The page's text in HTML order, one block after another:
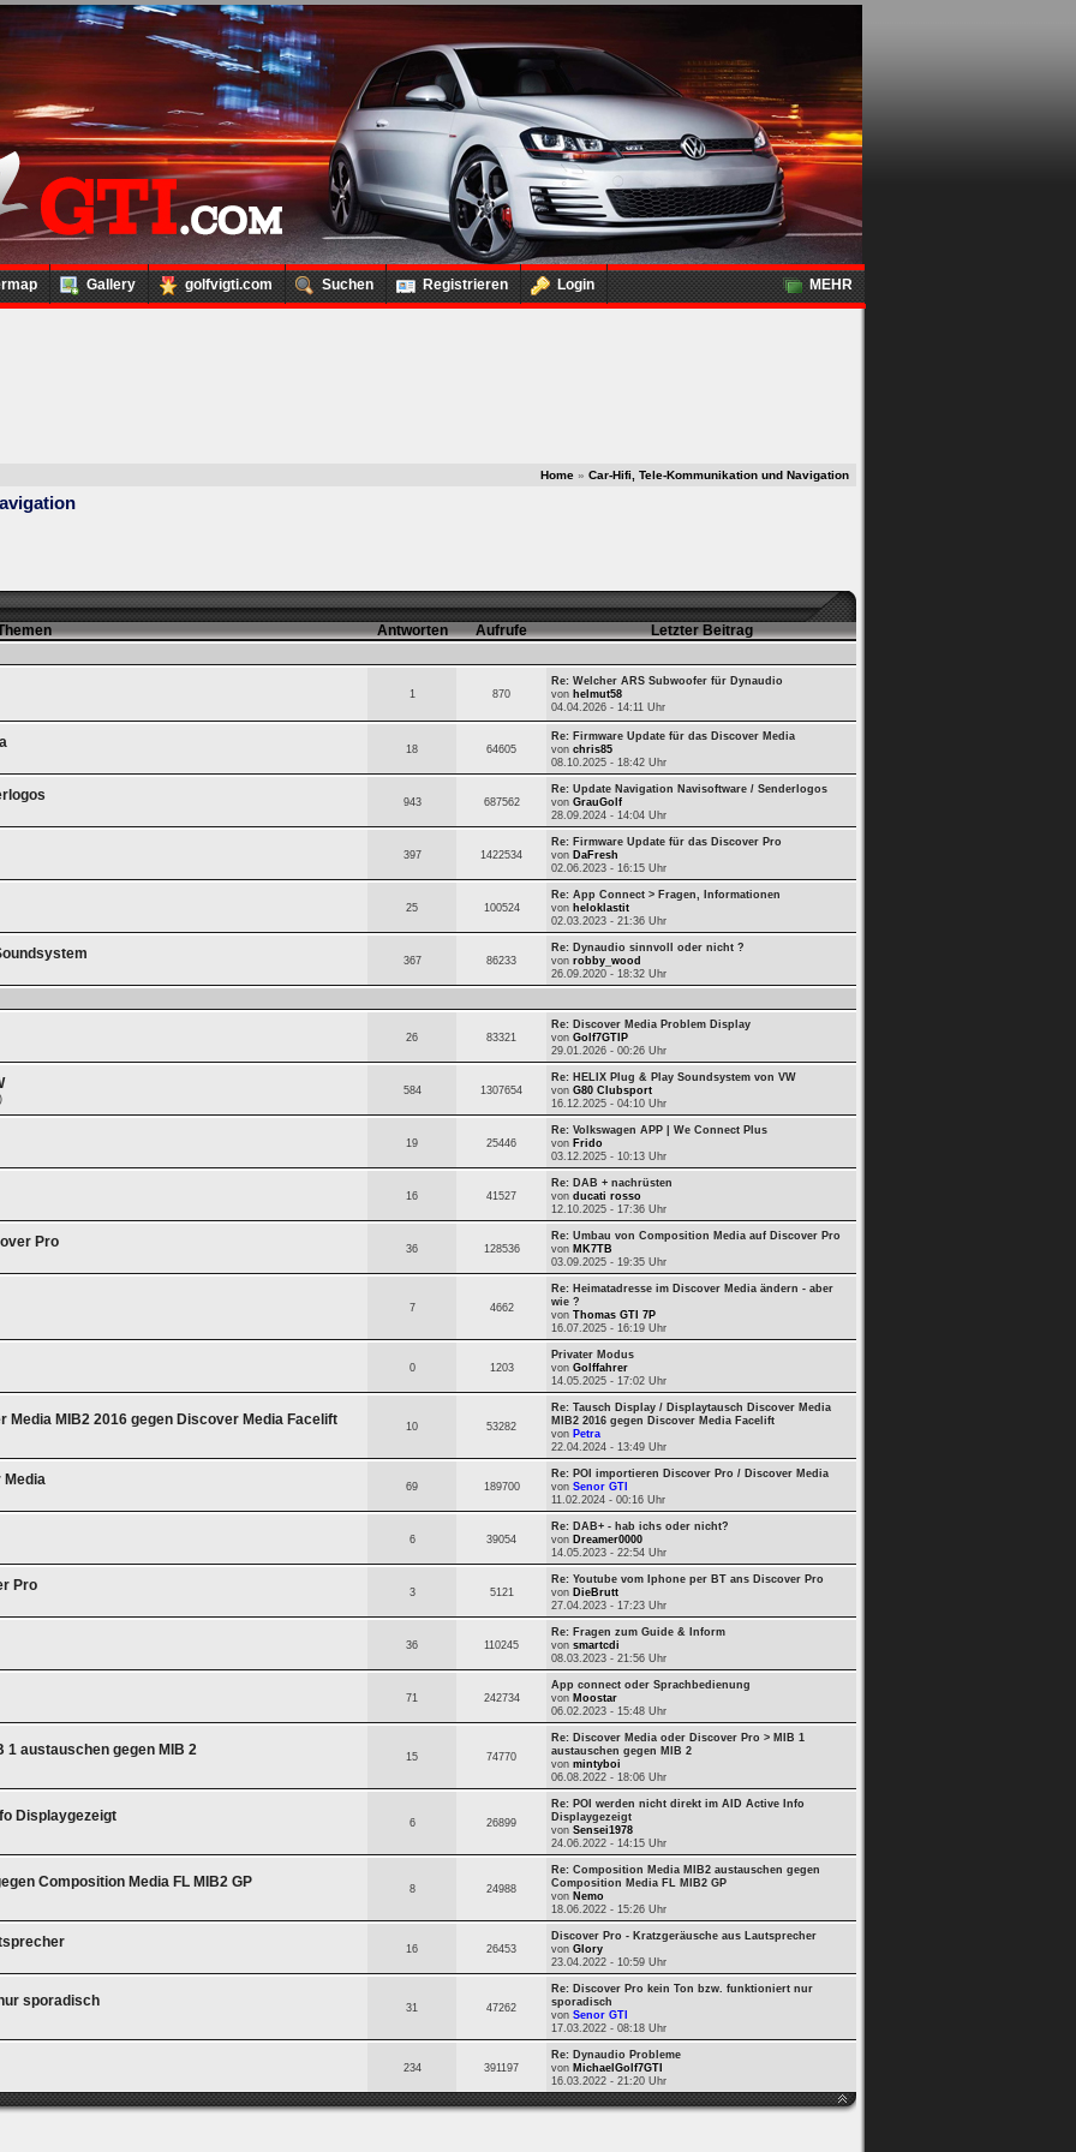
Gallery golfvigti.com Suchen Registrieren Login MEHR
Home » Car-Hifi, Tele-Kommunikation und Navigation
Antworten Aufrufe Letzter Beitrag
1 870
Re: Welcher ARS Subwoofer für Dynaudio
von helmut58
04.04.2026 - 14:11 Uhr
18 64605
Re: Firmware Update für das Discover Media
von chris85
08.10.2025 - 18:42 Uhr
943 687562
Re: Update Navigation Navisoftware / Senderlogos
von GrauGolf
28.09.2024 - 14:04 Uhr
397 1422534
Re: Firmware Update für das Discover Pro
von DaFresh
02.06.2023 - 16:15 Uhr
25 100524
Re: App Connect > Fragen, Informationen
von heloklastit
02.03.2023 - 21:36 Uhr
367 86233
Re: Dynaudio sinnvoll oder nicht ?
von robby_wood
26.09.2020 - 18:32 Uhr
26 83321
Re: Discover Media Problem Display
von Golf7GTIP
29.01.2026 - 00:26 Uhr
)
584 1307654
Re: HELIX Plug & Play Soundsystem von VW
von G80 Clubsport
16.12.2025 - 04:10 Uhr
19 25446
Re: Volkswagen APP | We Connect Plus
von Frido
03.12.2025 - 10:13 Uhr
16 41527
Re: DAB + nachrüsten
von ducati rosso
12.10.2025 - 17:36 Uhr
Pro 36 128536
Re: Umbau von Composition Media auf Discover Pro
von MK7TB
03.09.2025 - 19:35 Uhr
7 4662
Re: Heimatadresse im Discover Media ändern - aber
wie ?
von Thomas GTI 7P
16.07.2025 - 16:19 Uhr
0 1203
Privater Modus
von Golffahrer
14.05.2025 - 17:02 Uhr
MIB2 2016 gegen Discover Media Facelift 10 53282
Re: Tausch Display / Displaytausch Discover Media
MIB2 2016 gegen Discover Media Facelift
von Petra
22.04.2024 - 13:49 Uhr
Media 69 189700
Re: POI importieren Discover Pro / Discover Media
von Senor GTI
11.02.2024 - 00:16 Uhr
6 39054
Re: DAB+ - hab ichs oder nicht?
von Dreamer0000
14.05.2023 - 22:54 Uhr
Pro 3 5121
Re: Youtube vom Iphone per BT ans Discover Pro
von DieBrutt
27.04.2023 - 17:23 Uhr
36 110245
Re: Fragen zum Guide & Inform
von smartcdi
08.03.2023 - 21:56 Uhr
71 242734
App connect oder Sprachbedienung
von Moostar
06.02.2023 - 15:48 Uhr
1 austauschen gegen MIB 2 15 74770
Re: Discover Media oder Discover Pro > MIB 1
austauschen gegen MIB 2
von mintyboi
06.08.2022 - 18:06 Uhr
Displaygezeigt 6 26899
Re: POI werden nicht direkt im AID Active Info
Displaygezeigt
von Sensei1978
24.06.2022 - 14:15 Uhr
Composition Media FL MIB2 GP 8 24988
Re: Composition Media MIB2 austauschen gegen
Composition Media FL MIB2 GP
von Nemo
18.06.2022 - 15:26 Uhr
16 26453
Discover Pro - Kratzgeräusche aus Lautsprecher
von Glory
23.04.2022 - 10:59 Uhr
sporadisch 31 47262
Re: Discover Pro kein Ton bzw. funktioniert nur
sporadisch
von Senor GTI
17.03.2022 - 08:18 Uhr
234 391197
Re: Dynaudio Probleme
von MichaelGolf7GTI
16.03.2022 - 21:20 Uhr